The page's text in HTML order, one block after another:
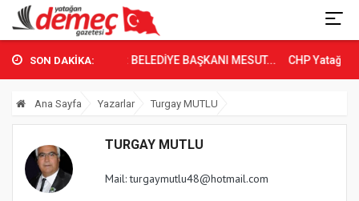
SON DAKİKA:
TARİHİ GÜN: BELEDİYE BAŞKANI MESUT... CHP Yatağan
Ana Sayfa Yazarlar Turgay MUTLU
TURGAY MUTLU
Mail: turgaymutlu48@hotmail.com